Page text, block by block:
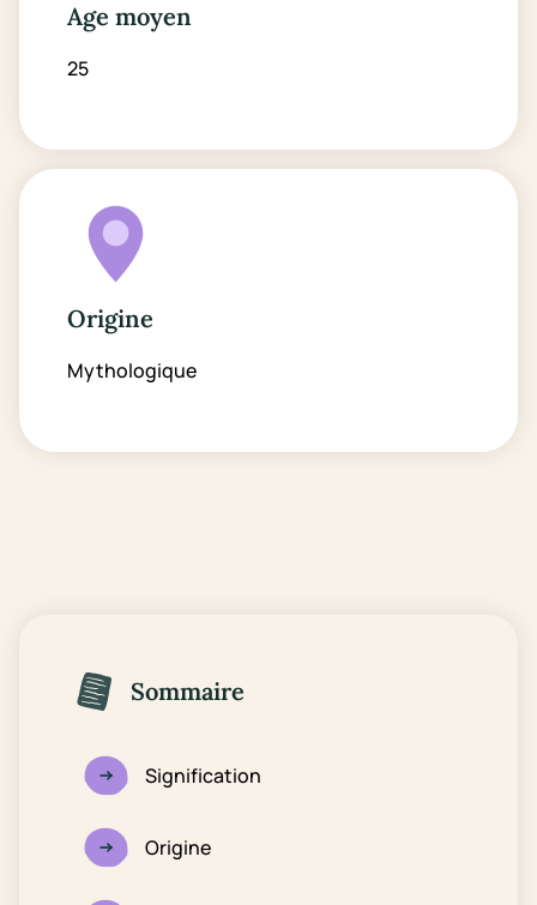
Age moyen
25
Origine
Mythologique
Sommaire
Signification
Origine